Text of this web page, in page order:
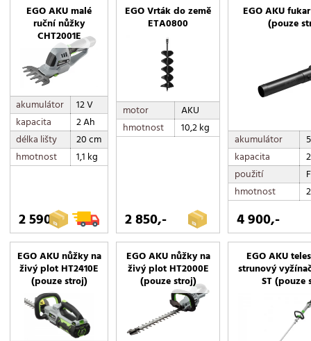
4 kg
4,8 kg
5,6 kg
5,8 kg
6,2 kg
6,9 kg
7,5 kg
EGO AKU malé
ruční nůžky
CHT2001E
akumulátor
12 V
kapacita
2 Ah
délka lišty
20 cm
hmotnost
1,1 kg
2 590,-
EGO Vrták do země
ETA0800
motor
AKU
hmotnost
10,2 kg
2 850,-
EGO AKU
(pouze
akumulátor
kapacita
použití
hmotnost
4 900,-
EGO AKU nůžky na
živý plot HT2410E
(pouze stroj)
EGO AKU nůžky na
živý plot HT2000E
(pouze stroj)
EGO AKU
strunový
ST (pouze